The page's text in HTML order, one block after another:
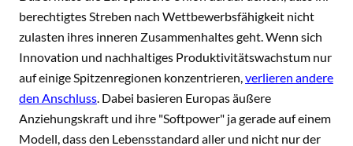
berechtigtes Streben nach Wettbewerbsfähigkeit nicht
zulasten ihres inneren Zusammenhaltes geht. Wenn sich
Innovation und nachhaltiges Produktivitätswachstum nur
auf einige Spitzenregionen konzentrieren,verlieren andere
den Anschluss. Dabei basieren Europas äußere
Anziehungskraft und ihre "Softpower" ja gerade auf einem
Modell, dass den Lebensstandard aller und nicht nur der